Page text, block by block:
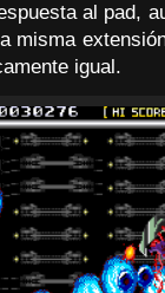
al pad,
misma
igual.